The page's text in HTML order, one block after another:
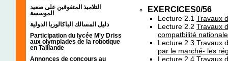
التلاميذ المتفوقين على صعيد
الموسسة
دليل المسالك الباكالوريا الدولية
Participation du lycée M'y Driss
aux olympiades de la robotique
en Taillande
Annonces de concours au
EXERCICES0/56
Lecture 2.1 Travaux
Lecture 2.2 Travaux
compatbilité
Lecture 2.3 Travaux
par le marché- les
Lecture 2.4 Travaux